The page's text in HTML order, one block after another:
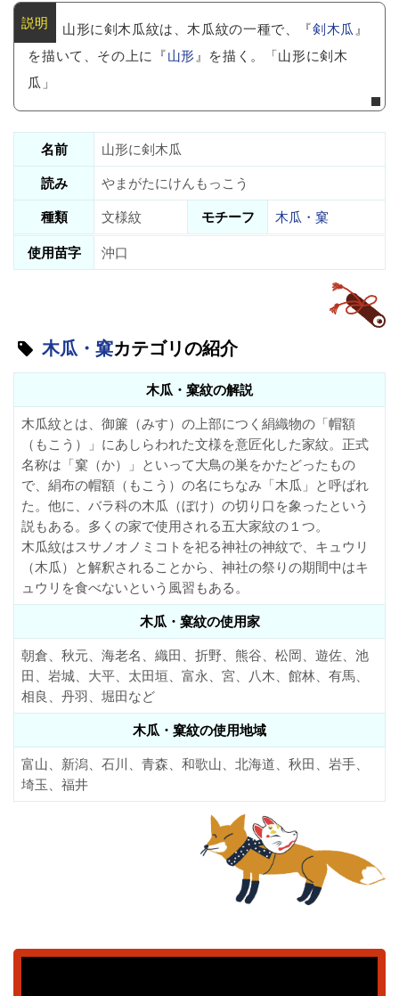
山形に剣木瓜紋は、木瓜紋の一種で、『剣木瓜』
を描いて、その上に『山形』を描く。「山形に剣木
瓜」
名前
山形に剣木瓜
読み
やまがたにけんもっこう
種類
文様紋 モチーフ
木瓜・窠
使用苗字
沖口
木瓜・窠カテゴリの紹介
木瓜・窠紋の解説
木瓜紋とは、御簾（みす）の上部につく絹織物の「帽額
（もこう）」にあしらわれた文様を意匠化した家紋。正式
名称は「窠（か）」といって大鳥の巣をかたどったもの
で、絹布の帽額（もこう）の名にちなみ「木瓜」と呼ばれ
た。他に、バラ科の木瓜（ぼけ）の切り口を象ったという
説もある。多くの家で使用される五大家紋の１つ。
木瓜紋はスサノオノミコトを祀る神社の神紋で、キュウリ
（木瓜）と解釈されることから、神社の祭りの期間中はキ
ュウリを食べないという風習もある。
木瓜・窠紋の使用家
朝倉、秋元、海老名、織田、折野、熊谷、松岡、遊佐、池
田、岩城、大平、太田垣、富永、宮、八木、館林、有馬、
相良、丹羽、堀田など
木瓜・窠紋の使用地域
富山、新潟、石川、青森、和歌山、北海道、秋田、岩手、
埼玉、福井